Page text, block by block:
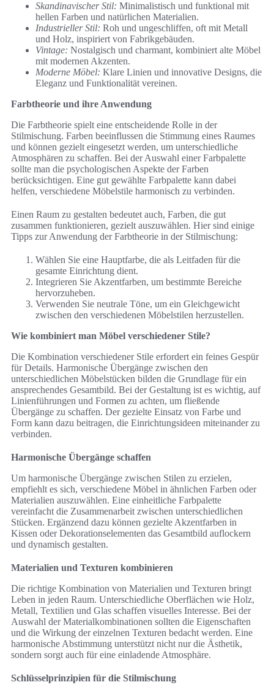
Skandinavischer Stil: Minimalistisch und funktional mit
hellen Farben und natürlichen Materialien.
Industrieller Stil: Roh und ungeschliffen, oft mit Metall
und Holz, inspiriert von Fabrikgebäuden.
Vintage: Nostalgisch und charmant, kombiniert alte Möbel
mit modernen Akzenten.
Moderne Möbel: Klare Linien und innovative Designs, die
Eleganz und Funktionalität vereinen.
Farbtheorie und ihre Anwendung
Die Farbtheorie spielt eine entscheidende Rolle in der
Stilmischung. Farben beeinflussen die Stimmung eines Raumes
und können gezielt eingesetzt werden, um unterschiedliche
Atmosphären zu schaffen. Bei der Auswahl einer Farbpalette
sollte man die psychologischen Aspekte der Farben
berücksichtigen. Eine gut gewählte Farbpalette kann dabei
helfen, verschiedene Möbelstile harmonisch zu verbinden.
Einen Raum zu gestalten bedeutet auch, Farben, die gut
zusammen funktionieren, gezielt auszuwählen. Hier sind einige
Tipps zur Anwendung der Farbtheorie in der Stilmischung:
Wählen Sie eine Hauptfarbe, die als Leitfaden für die
gesamte Einrichtung dient.
Integrieren Sie Akzentfarben, um bestimmte Bereiche
hervorzuheben.
Verwenden Sie neutrale Töne, um ein Gleichgewicht
zwischen den verschiedenen Möbelstilen herzustellen.
Wie kombiniert man Möbel verschiedener Stile?
Die Kombination verschiedener Stile erfordert ein feines Gespür
für Details. Harmonische Übergänge zwischen den
unterschiedlichen Möbelstücken bilden die Grundlage für ein
ansprechendes Gesamtbild. Bei der Gestaltung ist es wichtig, auf
Linienführungen und Formen zu achten, um fließende
Übergänge zu schaffen. Der gezielte Einsatz von Farbe und
Form kann dazu beitragen, die Einrichtungsideen miteinander zu
verbinden.
Harmonische Übergänge schaffen
Um harmonische Übergänge zwischen Stilen zu erzielen,
empfiehlt es sich, verschiedene Möbel in ähnlichen Farben oder
Materialien auszuwählen. Eine einheitliche Farbpalette
vereinfacht die Zusammenarbeit zwischen unterschiedlichen
Stücken. Ergänzend dazu können gezielte Akzentfarben in
Kissen oder Dekorationselementen das Gesamtbild auflockern
und dynamisch gestalten.
Materialien und Texturen kombinieren
Die richtige Kombination von Materialien und Texturen bringt
Leben in jeden Raum. Unterschiedliche Oberflächen wie Holz,
Metall, Textilien und Glas schaffen visuelles Interesse. Bei der
Auswahl der Materialkombinationen sollten die Eigenschaften
und die Wirkung der einzelnen Texturen bedacht werden. Eine
harmonische Abstimmung unterstützt nicht nur die Ästhetik,
sondern sorgt auch für eine einladende Atmosphäre.
Schlüsselprinzipien für die Stilmischung